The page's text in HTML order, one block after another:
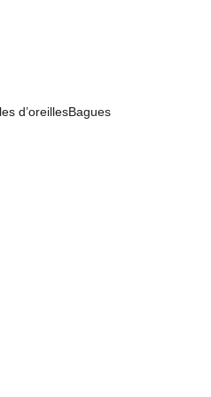
d’oreillesBagues